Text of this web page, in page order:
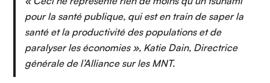
pour la santé publique, qui est en train de saper la
santé et la productivité des populations et de
paralyser les économies », Katie Dain, Directrice
générale de l’Alliance sur les MNT.